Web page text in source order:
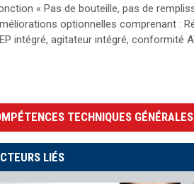
« Pas de bouteille, pas de
optionnelles comprenant :
intégré, agitateur intégré, conformité
TECHNIQUES GÉNÉRALES
LIÉS